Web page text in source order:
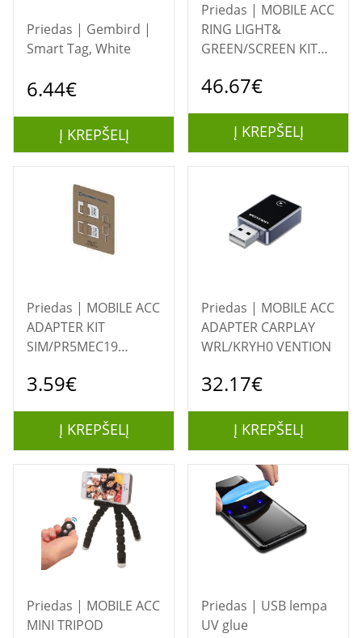
Priedas | Gembird |
Smart Tag, White
6.44€
Į KREPŠELĮ
Priedas | MOBILE ACC
RING LIGHT&
GREEN/SCREEN KIT
46.67€
Į KREPŠELĮ
Priedas | MOBILE ACC
ADAPTER KIT
SIM/PR5MEC19
3.59€
Į KREPŠELĮ
Priedas | MOBILE ACC
ADAPTER CARPLAY
WRL/KRYH0 VENTION
32.17€
Į KREPŠELĮ
Priedas | MOBILE ACC
MINI TRIPOD
Priedas | USB lempa
UV glue